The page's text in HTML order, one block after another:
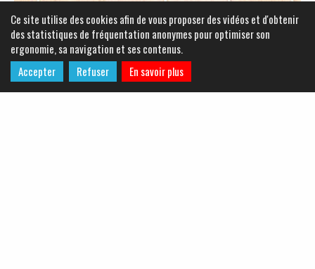
Ce site utilise des cookies afin de vous proposer des vidéos et d'obtenir
des statistiques de fréquentation anonymes pour optimiser son
ergonomie, sa navigation et ses contenus.
Accepter
Refuser En savoir plus